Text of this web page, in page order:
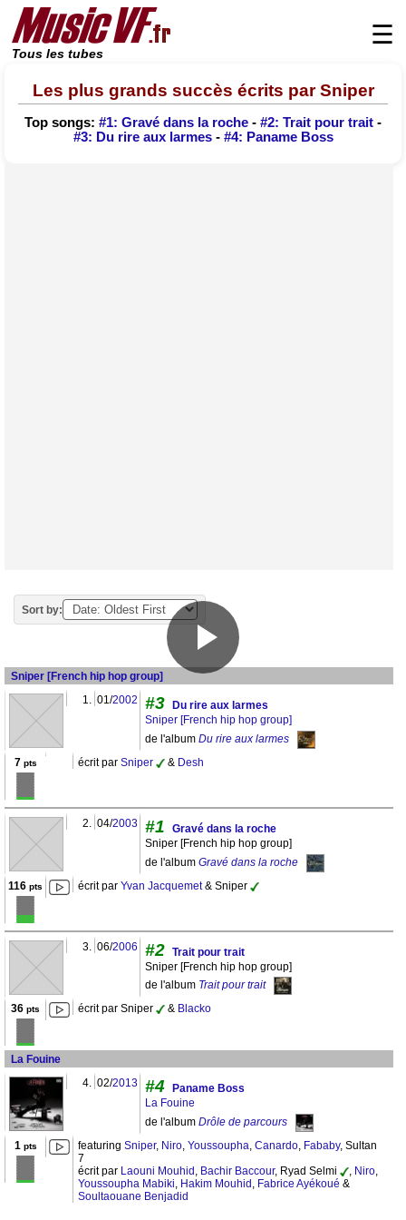
Tous les tubes
☰
Les plus grands succès écrits par Sniper
Top songs: #1: Gravé dans la roche - #2: Trait pour trait -
#3: Du rire aux larmes- #4: Paname Boss
Sort by:
Sniper [French hip hop group]
1. 01/2002 #3
Du rire aux larmes
Sniper [French hip hop group]
de l'album Du rire aux larmes
7 pts écrit par Sniper & Desh
2. 04/2003 #1
Gravé dans la roche
Sniper [French hip hop group]
de l'album Gravé dans la roche
116 pts écrit par Yvan Jacquemet& Sniper
3. 06/2006 #2 Trait pour trait
Sniper [French hip hop group]
de l'album Trait pour trait
36 pts écrit par Sniper & Blacko
La Fouine
4. 02/2013 #4
Paname Boss
La Fouine
de l'album Drôle de parcours
1pts featuring Sniper, Niro, Youssoupha, Canardo, Fababy, Sultan
7
écrit par Laouni Mouhid , Bachir Baccour, Ryad Selmi , Niro,
Youssoupha Mabiki, Hakim Mouhid , Fabrice Ayékoué &
Soultaouane Benjadid